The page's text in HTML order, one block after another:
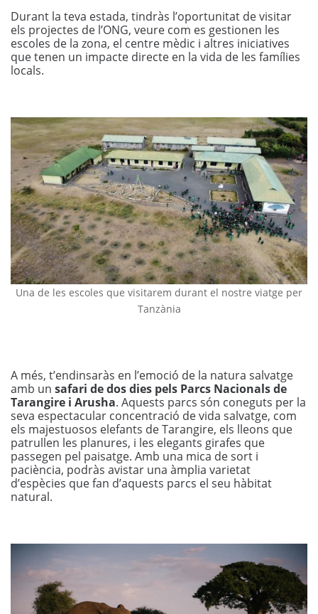
Durant la teva estada, tindràs l’oportunitat de visitar
els projectes de l’ONG, veure com es gestionen les
escoles de la zona, el centre mèdic i altres iniciatives
que tenen un impacte directe en la vida de les famílies
locals.
Una de les escoles que visitarem durant el nostre viatge per
Tanzània
A més, t’endinsaràs en l’emoció de la natura salvatge
amb un safari de dos dies pels Parcs Nacionals de
Tarangire i Arusha. Aquests parcs són coneguts per la
seva espectacular concentració de vida salvatge, com
els majestuosos elefants de Tarangire, els lleons que
patrullen les planures, i les elegants girafes que
passegen pel paisatge. Amb una mica de sort i
paciència, podràs avistar una àmplia varietat
d’espècies que fan d’aquests parcs el seu hàbitat
natural.